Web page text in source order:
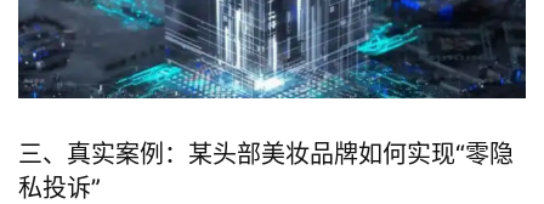
三、真实案例：某头部美妆品牌如何实现“零隐
私投诉”